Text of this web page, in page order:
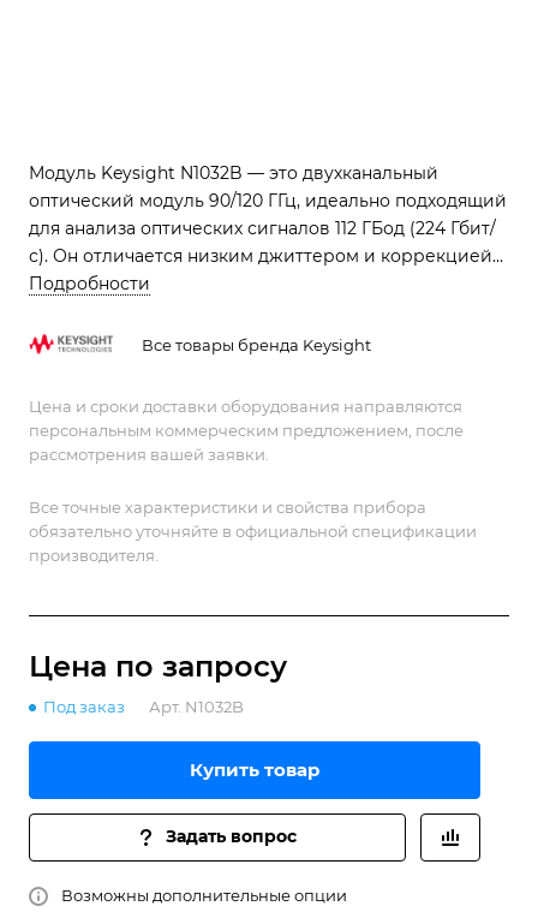
Модуль Keysight N1032B — это двухканальный
оптический модуль 90/120 ГГц, идеально подходящий
для анализа оптических сигналов 112 ГБод (224 Гбит/
с). Он отличается низким джиттером и коррекцией
импульсной характеристики. Работает с основными
Подробности
Все товары бренда Keysight
Цена и сроки доставки оборудования направляются
персональным коммерческим предложением, после
рассмотрения вашей заявки.
Все точные характеристики и свойства прибора
обязательно уточняйте в официальной спецификации
производителя.
Цена по запросу
Под заказ Арт. N1032B
Купить товар
Задать вопрос
Возможны дополнительные опции